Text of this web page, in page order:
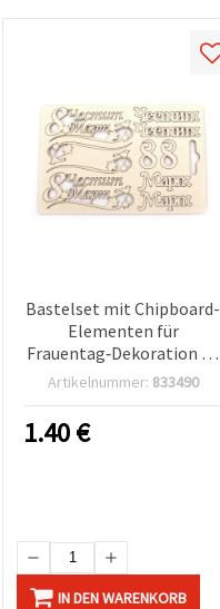
Bastelset mit Chipboard-
Elementen für
Frauentag‑Dekoration (8.
März)
Artikelnummer: 833490
1.40€
IN DEN WARENKORB